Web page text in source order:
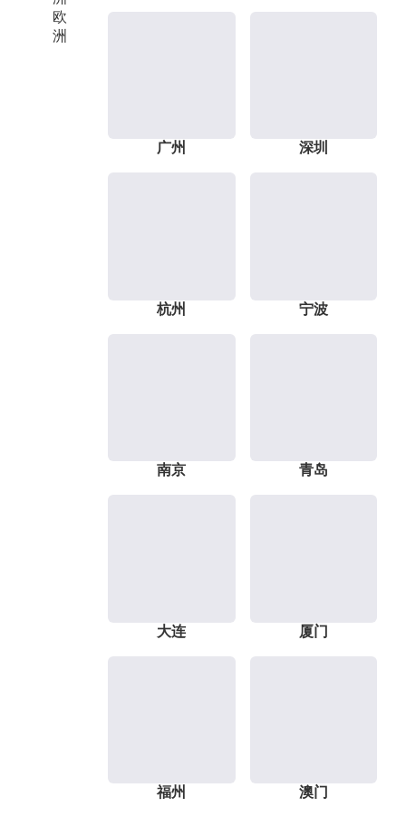
欧
洲
广州 深圳
杭州 宁波
南京 青岛
大连 厦门
福州 澳门